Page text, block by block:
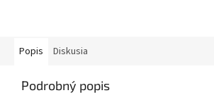
Popis Diskusia
Podrobný popis